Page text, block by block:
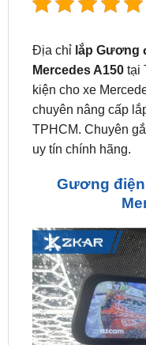
Địa chỉ
lắp Gương
kiện cho xe
chuyên nâng cấp
TPHCM. Chuyên
uy tín chính hãng.
Gương điện